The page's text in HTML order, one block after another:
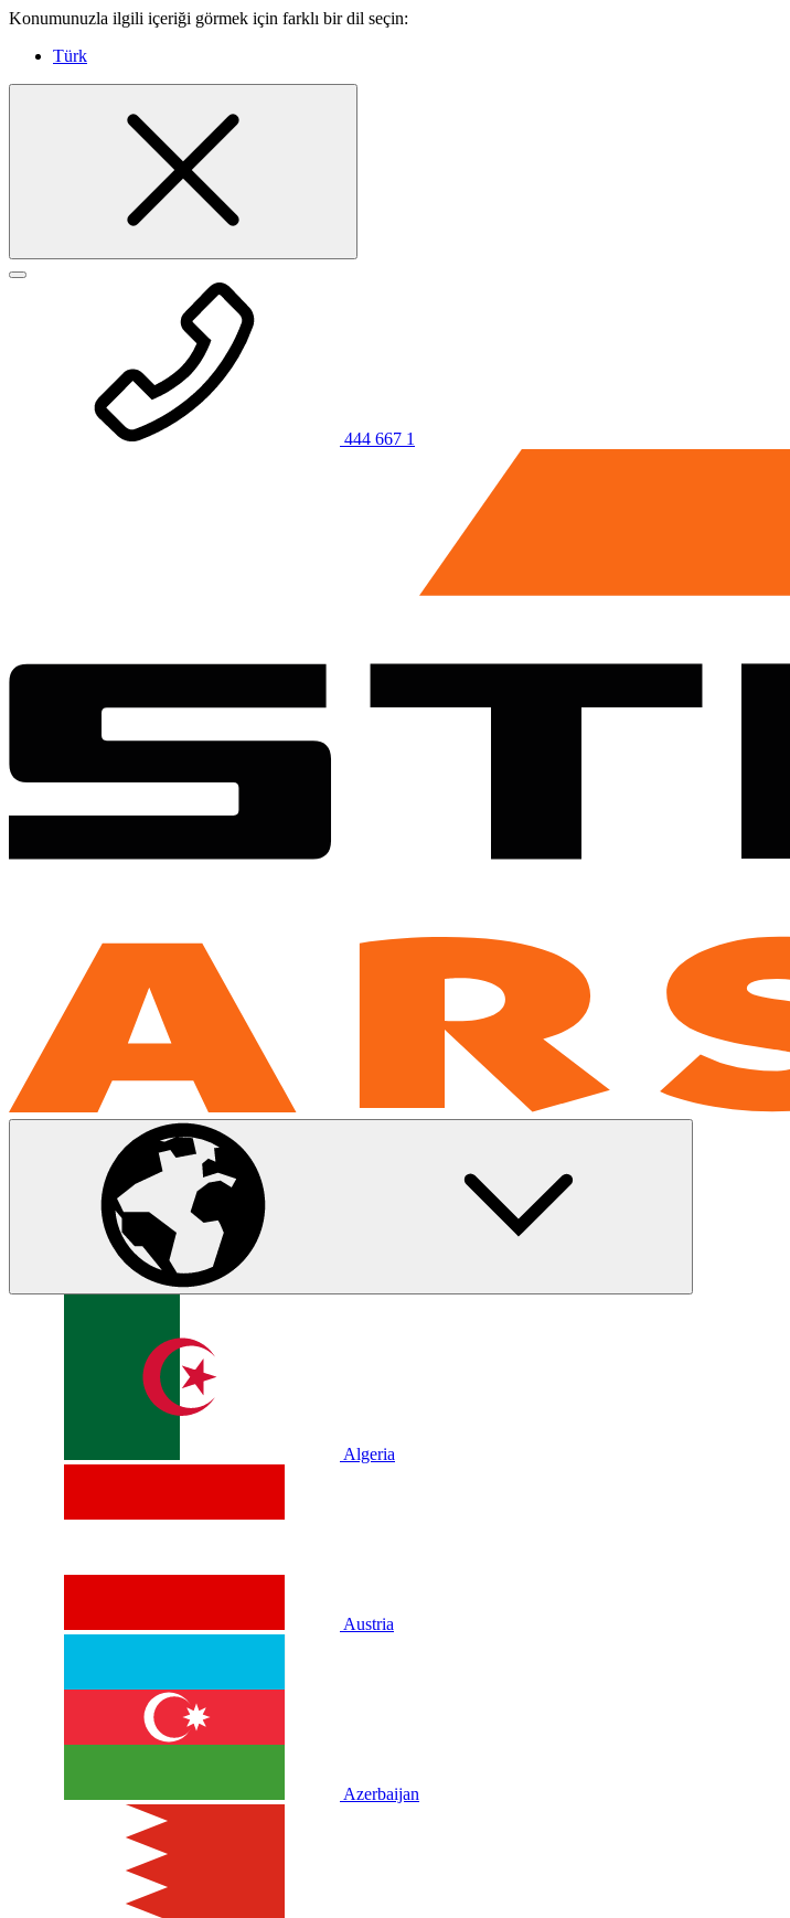
Konumunuzla ilgili içeriği görmek için farklı bir dil seçin:
Türk
444 667 1
Algeria
Austria
Azerbaijan